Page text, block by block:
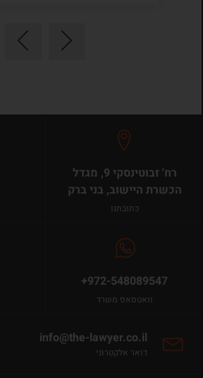
רח' זבוטינסקי 9, מגדל
הכשרת היישוב, בני ברק
כתובתנו
+972-548089547
וואטסאפ משרד
info@the-lawyer.co.il
דואר אלקטרוני